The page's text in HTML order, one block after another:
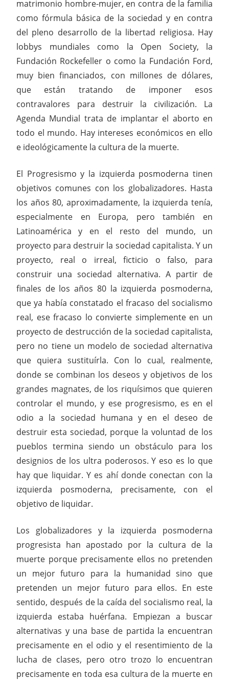
matrimonio hombre-mujer, en contra de la familia
como fórmula básica de la sociedad y en contra
del pleno desarrollo de la libertad religiosa. Hay
lobbys mundiales como la Open Society, la
Fundación Rockefeller o como la Fundación Ford,
muy bien financiados, con millones de dólares,
que están tratando de imponer esos
contravalores para destruir la civilización. La
Agenda Mundial trata de implantar el aborto en
todo el mundo. Hay intereses económicos en ello
e ideológicamente la cultura de la muerte.
El Progresismo y la izquierda posmoderna tinen
objetivos comunes con los globalizadores. Hasta
los años 80, aproximadamente, la izquierda tenía,
especialmente en Europa, pero también en
Latinoamérica y en el resto del mundo, un
proyecto para destruir la sociedad capitalista. Y un
proyecto, real o irreal, ficticio o falso, para
construir una sociedad alternativa. A partir de
finales de los años 80 la izquierda posmoderna,
que ya había constatado el fracaso del socialismo
real, ese fracaso lo convierte simplemente en un
proyecto de destrucción de la sociedad capitalista,
pero no tiene un modelo de sociedad alternativa
que quiera sustituírla. Con lo cual, realmente,
donde se combinan los deseos y objetivos de los
grandes magnates, de los riquísimos que quieren
controlar el mundo, y ese progresismo, es en el
odio a la sociedad humana y en el deseo de
destruir esta sociedad, porque la voluntad de los
pueblos termina siendo un obstáculo para los
designios de los ultra poderosos. Y eso es lo que
hay que liquidar. Y es ahí donde conectan con la
izquierda posmoderna, precisamente, con el
objetivo de liquidar.
Los globalizadores y la izquierda posmoderna
progresista han apostado por la cultura de la
muerte porque precisamente ellos no pretenden
un mejor futuro para la humanidad sino que
pretenden un mejor futuro para ellos. En este
sentido, después de la caída del socialismo real, la
izquierda estaba huérfana. Empiezan a buscar
alternativas y una base de partida la encuentran
precisamente en el odio y el resentimiento de la
lucha de clases, pero otro trozo lo encuentran
precisamente en toda esa cultura de la muerte en